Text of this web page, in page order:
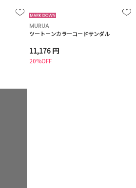
MURUA
ツートーンカラーコードサンダル
11,176 円
20%OFF